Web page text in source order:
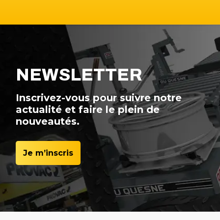
NEWSLETTER
Inscrivez-vous pour suivre notre
actualité et faire le plein de
nouveautés.
Je m’inscris